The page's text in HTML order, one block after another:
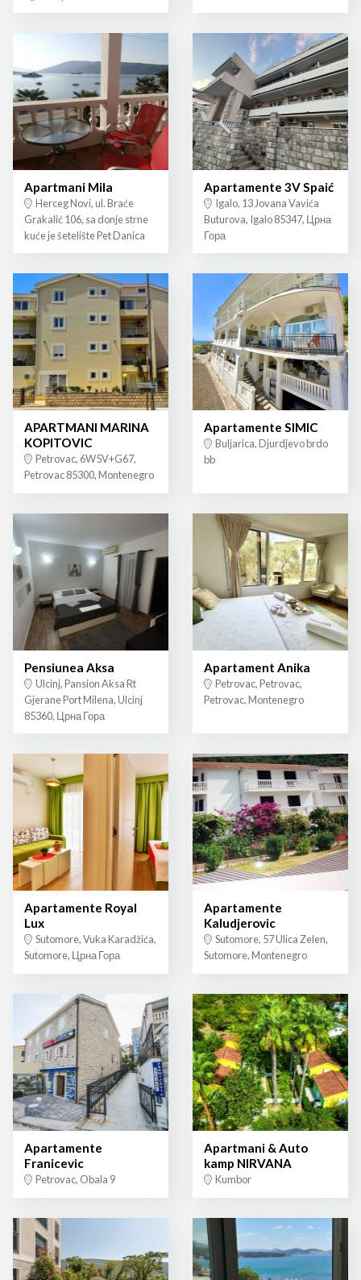
Apartmani Mila
Herceg Novi, ul. Braće
Grakalić 106, sa donje strne
kuće je šetelište Pet Danica
Apartamente 3V Spaić
Igalo, 13 Jovana Vavića
Buturova, Igalo 85347, Црна
Гора
APARTMANI MARINA
KOPITOVIC
Petrovac, 6W5V+G67,
Petrovac 85300, Montenegro
Apartamente SIMIC
Buljarica, Djurdjevo brdo
bb
Pensiunea Aksa
Ulcinj, Pansion Aksa Rt
Gjerane Port Milena, Ulcinj
85360, Црна Гора
Apartament Anika
Petrovac, Petrovac,
Petrovac, Montenegro
Apartamente Royal
Lux
Sutomore, Vuka Karadžića,
Sutomore, Црна Гора
Apartamente
Kaludjerovic
Sutomore, 57 Ulica Zelen,
Sutomore, Montenegro
Apartamente
Franicevic
Petrovac, Obala 9
Apartmani & Auto
kamp NIRVANA
Kumbor